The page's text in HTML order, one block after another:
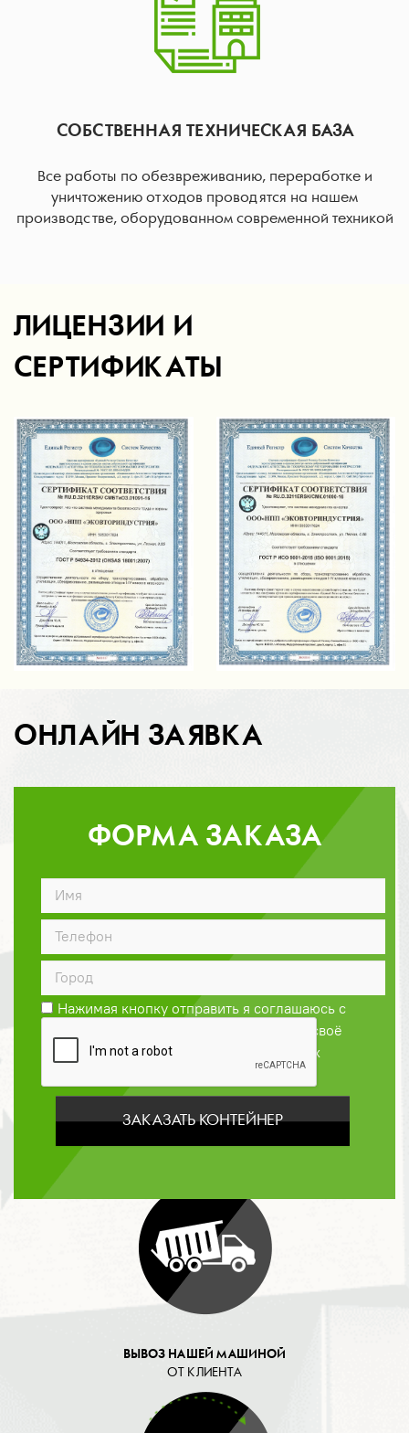
СОБСТВЕННАЯ ТЕХНИЧЕСКАЯ БАЗА
Все работы по обезвреживанию, переработке и
уничтожению отходов проводятся на нашем
производстве, оборудованном современной техникой
ЛИЦЕНЗИИ И
СЕРТИФИКАТЫ
ОНЛАЙН ЗАЯВКА
ВЫВОЗ НАШЕЙ МАШИНОЙ
ОТ КЛИЕНТА
ФОРМА ЗАКАЗА
Нажимая кнопку отправить я соглашаюсь с
и даю своё
согласие на обработку персональных
ЗАКАЗАТЬ КОНТЕЙНЕР